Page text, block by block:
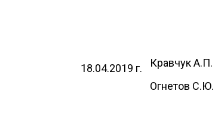
18.04.2019 г.
Кравчук А.П.
Огнетов С.Ю.